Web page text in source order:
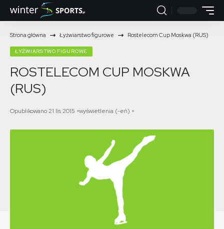
Strona główna Łyżwiarstwo figurowe Rostelecom Cup Moskwa (RUS)
ŁYŻWIARSTWO FIGUROWE
ROSTELECOM CUP MOSKWA
(RUS)
Opublikowano 21 lis 2015 wyświetlenia (-eń)